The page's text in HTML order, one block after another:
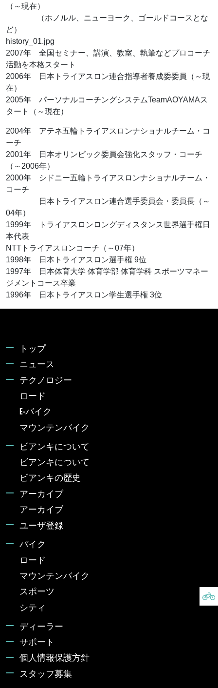
（～現在）
（ホノルル、ニューヨーク、ゴールドコースとな
ど）
history_01.jpg
2007年 全国セミナー、講演、教室、執筆などプロコーチ
活動を本格スタート
2006年 日本トライアスロン連合指導者養成委委員（～現
在）
2005年 パーソナルコーチングシステムTeamAOYAMAス
タート（～現在）
2004年 アテネ五輪トライアスロンナショナルチーム・コ
ーチ
2001年 日本オリンピック委員会強化スタッフ・コーチ
（～2006年）
2000年 シドニー五輪トライアスロンナショナルチーム・
コーチ
日本トライアスロン連合選手委員会・委員長（～
04年）
1999年 トライアスロンロングディスタンス世界選手権日
本代表
NTTトライアスロンコーチ（～07年）
1998年 日本トライアスロン選手権 9位
1997年 日本体育大学 体育学部 体育学科 スポーツマネー
ジメントコース卒業
1996年 日本トライアスロン学生選手権 3位
トップ
ニュース
テクノロジー
ロード
E-バイク
マウンテンバイク
ビアンキについて
ビアンキについて
ビアンキの歴史
アーカイブ
アーカイブ
ユーザ登録
バイク
ロード
マウンテンバイク
スポーツ
シティ
ディーラー
サポート
個人情報保護方針
スタッフ募集